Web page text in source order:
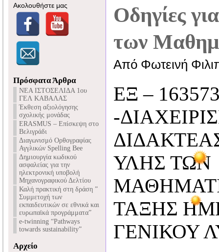
Ακολουθήστε μας
Πρόσφατα Άρθρα
NEA ΙΣΤΟΣΕΛΙΔΑ 1ου
ΓΕΛ ΚΑΒΑΛΑΣ
Έκθεση αξιολόγησης
σχολικής μονάδας
ERASMUS – Επίσκεψη στο
Βελιγράδι
Διαγωνισμό Ορθογραφίας
Αγγλικών Spelling Bee
Δημιουργία κωδικού
ασφαλείας για την
ηλεκτρονική υποβολή
Μηχανογραφικού Δελτίου
Καλή πρακτική στη δράση ”
Συμμετοχή των
εκπαιδευτικών σε εθνικά και
ευρωπαϊκά προγράμματα”
e-twinning “Pathways
towards sustainability”
Αρχείο
Οδηγίες
των
Από Φωτεινή
ΕΞ –
-
ΥΛΗΣ ΤΩΝ
ΤΑΞΗΣ
ΓΕΝΙΚΟΥ